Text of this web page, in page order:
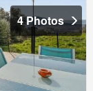
4 Photos